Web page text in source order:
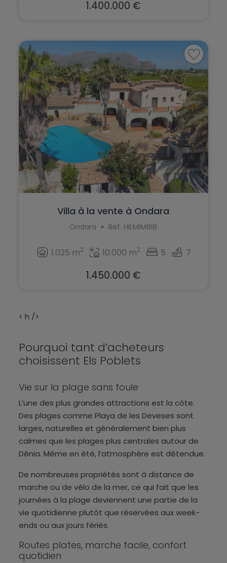
Planes
Polop
Ráfol de Almunia
Relleu
Rojales
Sagra
San Fulgencio
San Miguel de Salinas
Santa Pola
Villajoyosa
Penáguila
Pilar de la Horadada
Pinoso
Planes
Polop
Ráfol de Almunia
Relleu
Rojales
San Fulgencio
San Miguel de Salinas
San Pedro del Pinatar
Torre de la Horadada
Villajoyosa
1.400.000 €
Villa à la vente à Ondara
Ondara Ref. HILMIM8I8
1.025 m2 10.000 m2 5 7
1.450.000 €
< h />
Pourquoi tant d’acheteurs
choisissent Els Poblets
Vie sur la plage sans foule
L’une des plus grandes attractions est la côte.
Des plages comme Playa de les Deveses sont
larges, naturelles et généralement bien plus
calmes que les plages plus centrales autour de
Dénia. Même en été, l’atmosphère est détendue.
De nombreuses propriétés sont à distance de
marche ou de vélo de la mer, ce qui fait que les
journées à la plage deviennent une partie de la
vie quotidienne plutôt que réservées aux week-
ends ou aux jours fériés.
Routes plates, marche facile, confort
quotidien